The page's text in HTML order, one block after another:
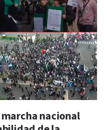
nacional